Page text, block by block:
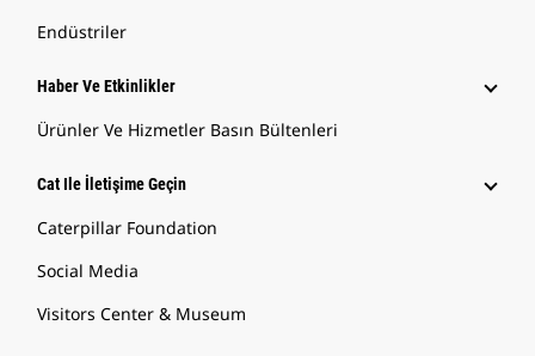
Endüstriler
Haber Ve Etkinlikler
Ürünler Ve Hizmetler Basın Bültenleri
Cat Ile İletişime Geçin
Caterpillar Foundation
Social Media
Visitors Center & Museum